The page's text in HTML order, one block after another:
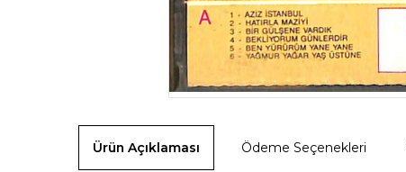
Ürün Açıklaması Ödeme Seçenekleri